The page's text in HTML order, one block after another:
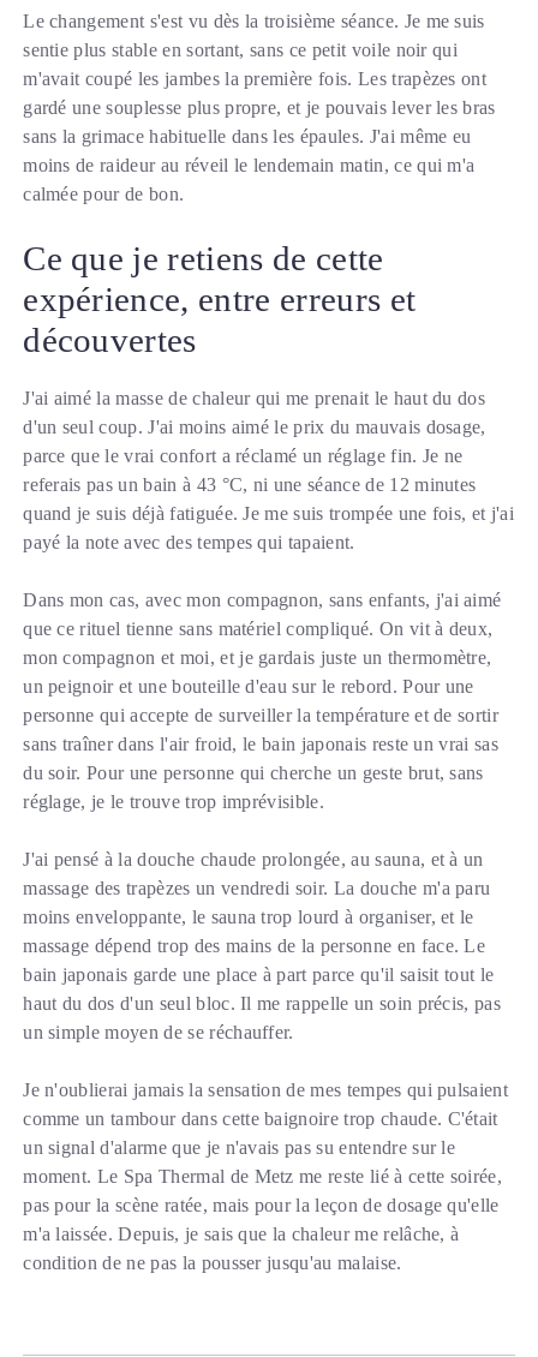
Le changement s'est vu dès la troisième séance. Je me suis
sentie plus stable en sortant, sans ce petit voile noir qui
m'avait coupé les jambes la première fois. Les trapèzes ont
gardé une souplesse plus propre, et je pouvais lever les bras
sans la grimace habituelle dans les épaules. J'ai même eu
moins de raideur au réveil le lendemain matin, ce qui m'a
calmée pour de bon.
Ce que je retiens de cette
expérience, entre erreurs et
découvertes
J'ai aimé la masse de chaleur qui me prenait le haut du dos
d'un seul coup. J'ai moins aimé le prix du mauvais dosage,
parce que le vrai confort a réclamé un réglage fin. Je ne
referais pas un bain à 43 °C, ni une séance de 12 minutes
quand je suis déjà fatiguée. Je me suis trompée une fois, et j'ai
payé la note avec des tempes qui tapaient.
Dans mon cas, avec mon compagnon, sans enfants, j'ai aimé
que ce rituel tienne sans matériel compliqué. On vit à deux,
mon compagnon et moi, et je gardais juste un thermomètre,
un peignoir et une bouteille d'eau sur le rebord. Pour une
personne qui accepte de surveiller la température et de sortir
sans traîner dans l'air froid, le bain japonais reste un vrai sas
du soir. Pour une personne qui cherche un geste brut, sans
réglage, je le trouve trop imprévisible.
J'ai pensé à la douche chaude prolongée, au sauna, et à un
massage des trapèzes un vendredi soir. La douche m'a paru
moins enveloppante, le sauna trop lourd à organiser, et le
massage dépend trop des mains de la personne en face. Le
bain japonais garde une place à part parce qu'il saisit tout le
haut du dos d'un seul bloc. Il me rappelle un soin précis, pas
un simple moyen de se réchauffer.
Je n'oublierai jamais la sensation de mes tempes qui pulsaient
comme un tambour dans cette baignoire trop chaude. C'était
un signal d'alarme que je n'avais pas su entendre sur le
moment. Le Spa Thermal de Metz me reste lié à cette soirée,
pas pour la scène ratée, mais pour la leçon de dosage qu'elle
m'a laissée. Depuis, je sais que la chaleur me relâche, à
condition de ne pas la pousser jusqu'au malaise.